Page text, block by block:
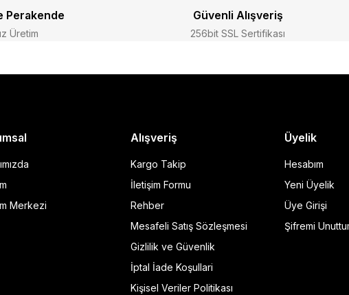
Perakende
Üretim
Güvenli Alışveriş
256bit SSL Sertifikası
Merkezi
Alışveriş
Kargo Takip
İletişim Formu
Rehber
Mesafeli Satış Sözleşmesi
Gizlilik ve Güvenlik
İptal İade Koşullari
Kişisel Veriler Politikası
Üyelik
Hesabım
Yeni Üyelik
Üye Girişi
Şifremi